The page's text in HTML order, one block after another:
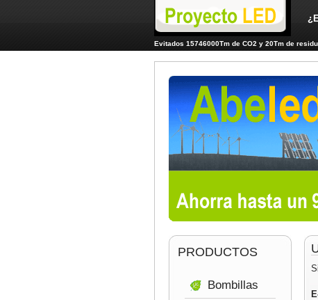
Evitados 15746000Tm de CO2 y 20Tm de
PRODUCTOS
Bombillas